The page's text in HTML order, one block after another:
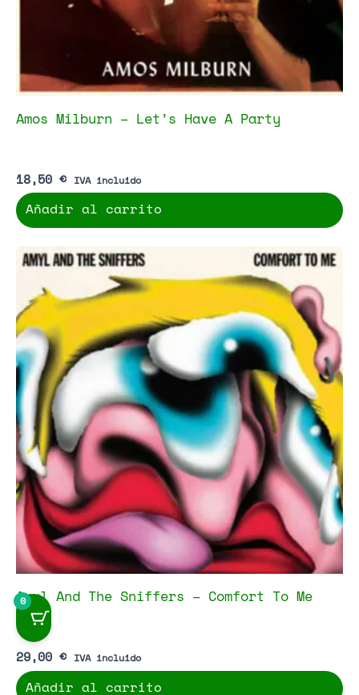
Amos Milburn – Let’s Have A Party
18,50 € IVA incluido
Añadir al carrito
Amyl And The Sniffers – Comfort To Me
29,00 € IVA incluido
Añadir al carrito
0